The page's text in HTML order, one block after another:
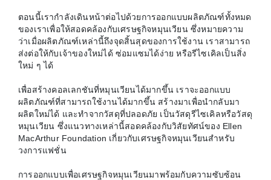
ตอนนี้เรากำลังเดินหน้าต่อไปด้วยการออกแบบผลิตภัณฑ์ทั้งหมด
ของเราเพื่อให้สอดคล้องกับเศรษฐกิจหมุนเวียน ซึ่งหมายความ
ว่าเมื่อผลิตภัณฑ์เหล่านี้ถึงจุดสิ้นสุดของการใช้งาน เราสามารถ
ส่งต่อให้กับเจ้าของใหม่ได้ ซ่อมแซมได้ง่าย หรือรีไซเคิลเป็นสิ่ง
ใหม่ ๆ ได้
เพื่อสร้างคอลเลกชันที่หมุนเวียนได้มากขึ้น เราจะออกแบบ
ผลิตภัณฑ์ที่สามารถใช้งานได้มากขึ้น สร้างมาเพื่อนำกลับมา
ผลิตใหม่ได้ และทำจากวัสดุที่ปลอดภัย เป็นวัสดุรีไซเคิลหรือวัสดุ
หมุนเวียน ซึ่งแนวทางเหล่านี้สอดคล้องกับวิสัยทัศน์ของ Ellen
MacArthur Foundation เกี่ยวกับเศรษฐกิจหมุนเวียนสำหรับ
วงการแฟชั่น
การออกแบบเพื่อเศรษฐกิจหมุนเวียนมาพร้อมกับความซับซ้อน